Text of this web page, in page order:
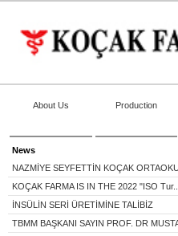
About Us Production
News
NAZMİYE SEYFETTİN KOÇAK
KOÇAK FARMA IS IN THE 2022 "ISO Tur...
İNSÜLİN SERİ ÜRETİMİNE TALİBİZ
TBMM BAŞKANI SAYIN PROF. DR